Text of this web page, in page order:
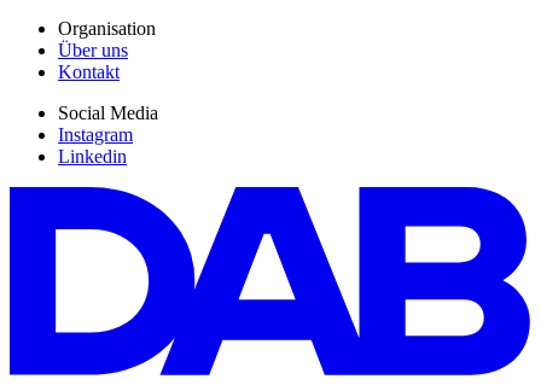
Organisation
Über uns
Kontakt
Social Media
Instagram
Linkedin